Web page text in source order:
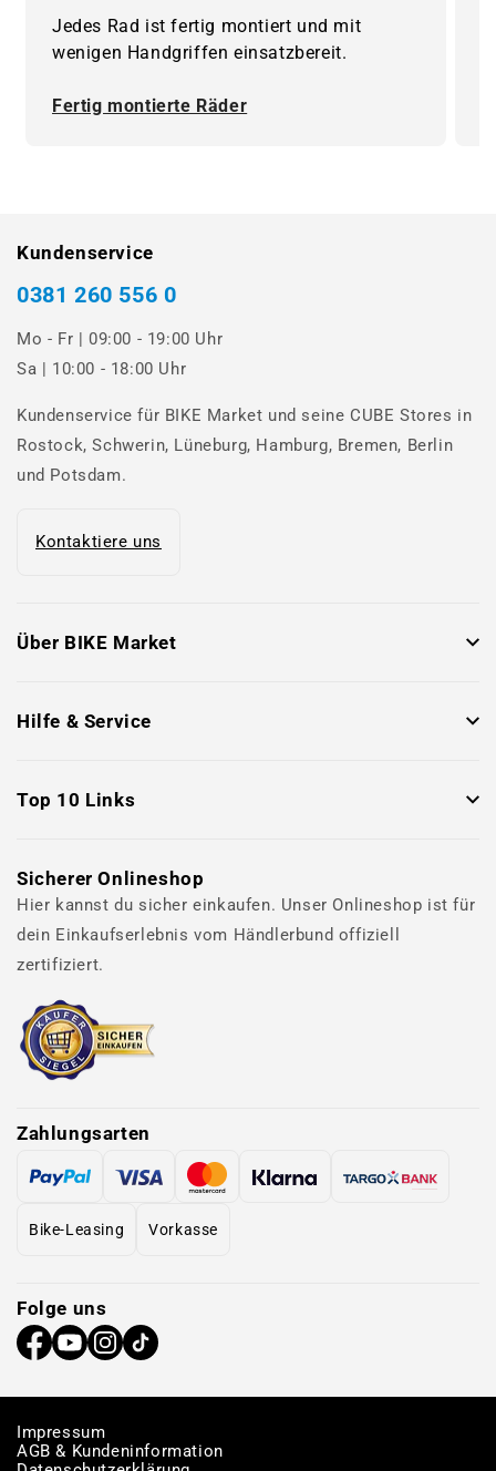
Jedes Rad ist fertig montiert und mit
wenigen Handgriffen einsatzbereit.
Fertig montierte Räder
Kundenservice
0381 260 556 0
Mo - Fr | 09:00 - 19:00 Uhr
Sa | 10:00 - 18:00 Uhr
Kundenservice für BIKE Market und seine CUBE Stores in
Rostock, Schwerin, Lüneburg, Hamburg, Bremen, Berlin
und Potsdam.
Kontaktiere uns
Über BIKE Market
Hilfe & Service
Top 10 Links
Sicherer Onlineshop
Hier kannst du sicher einkaufen. Unser Onlineshop ist für
dein Einkaufserlebnis vom Händlerbund offiziell
zertifiziert.
Zahlungsarten
Bike-Leasing Vorkasse
Folge uns
Impressum
AGB & Kundeninformation